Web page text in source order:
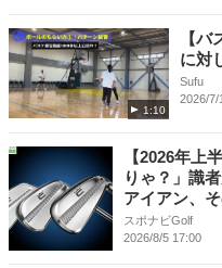
1:10
【
に対
Sufu
2026/7/
【2026年上
りゃ？」識
アイアン、
スポナビGolf
2026/8/5 17:00